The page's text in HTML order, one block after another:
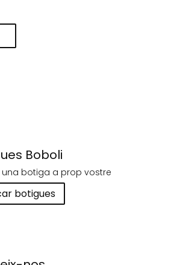
Boboli
una botiga a prop vostre
botigues